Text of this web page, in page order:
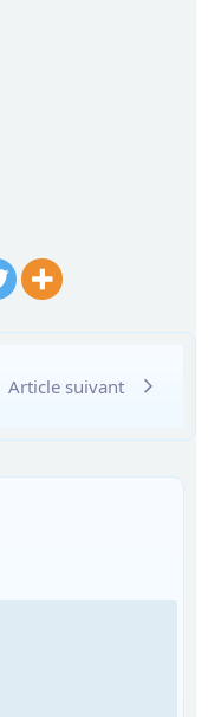
Article suivant